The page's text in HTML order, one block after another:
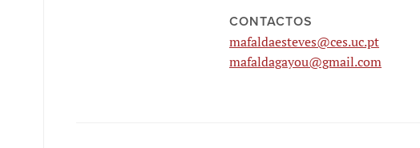
CONTACTOS
mafaldaesteves@ces.uc.pt
mafaldagayou@gmail.com